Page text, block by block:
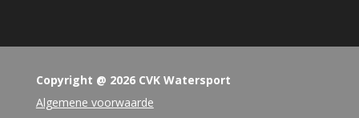
Copyright @ 2026 CVK Watersport
Algemene voorwaarde